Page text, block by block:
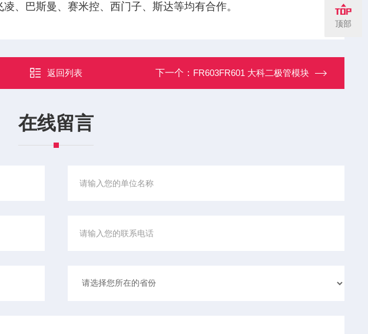
、巴斯曼、赛米控、西门子、斯达等均有合作。
返回列表 下一个： FR603FR601 大科二极管模块
在线留言
顶部